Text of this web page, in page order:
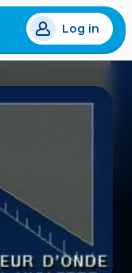
Log in